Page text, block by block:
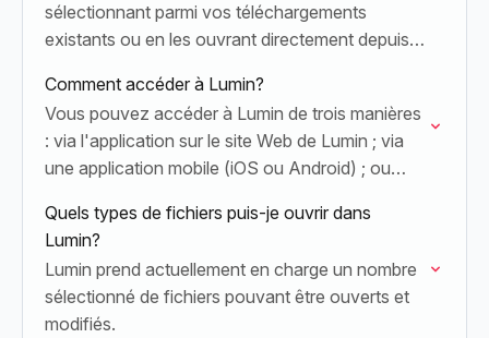
sélectionnant parmi vos téléchargements
existants ou en les ouvrant directement depuis
Comment accéder à Lumin?
Vous pouvez accéder à Lumin de trois manières
: via l'application sur le site Web de Lumin ; via
une application mobile (iOS ou Android) ; ou
Quels types de fichiers puis-je ouvrir dans
Lumin?
Lumin prend actuellement en charge un nombre
sélectionné de fichiers pouvant être ouverts et
modifiés.